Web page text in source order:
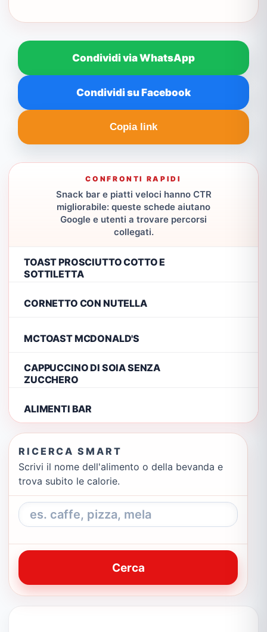
Condividi via WhatsApp
Condividi su Facebook
Copia link
CONFRONTI RAPIDI
Snack bar e piatti veloci hanno CTR
migliorabile: queste schede aiutano
Google e utenti a trovare percorsi
collegati.
TOAST PROSCIUTTO COTTO E
SOTTILETTA
CORNETTO CON NUTELLA
MCTOAST MCDONALD'S
CAPPUCCINO DI SOIA SENZA
ZUCCHERO
ALIMENTI BAR
RICERCA SMART
Scrivi il nome dell'alimento o della bevanda e
trova subito le calorie.
Cerca